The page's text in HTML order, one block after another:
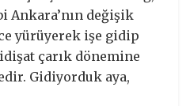
Ankara’nın değişik
yürüyerek işe gidip
çarık dönemine
Gidiyorduk aya,